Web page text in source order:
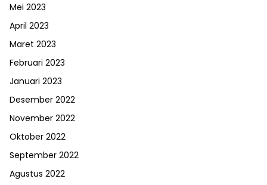
Mei 2023
April 2023
Maret 2023
Februari 2023
Januari 2023
Desember 2022
November 2022
Oktober 2022
September 2022
Agustus 2022